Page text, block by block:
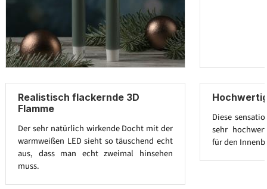
Realistisch flackernde 3D
Flamme
Der sehr natürlich wirkende Docht mit der
warmweißen LED sieht so täuschend echt
aus, dass man echt zweimal hinsehen
muss.
Diese
sehr
für den